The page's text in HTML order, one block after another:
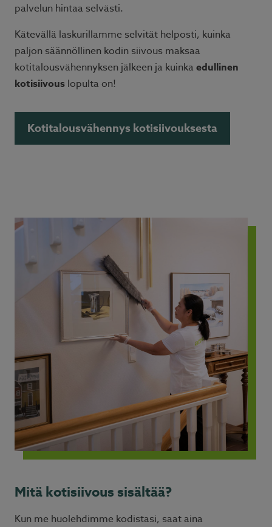
palvelun hintaa selvästi.
Kätevällä laskurillamme selvität helposti, kuinka
paljon säännöllinen kodin siivous maksaa
kotitalousvähennyksen jälkeen ja kuinka edullinen
kotisiivous lopulta on!
Kotitalousvähennys kotisiivouksesta
Mitä kotisiivous sisältää?
Kun me huolehdimme kodistasi, saat aina